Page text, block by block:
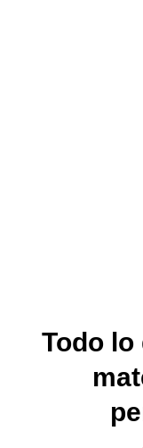
Todo lo